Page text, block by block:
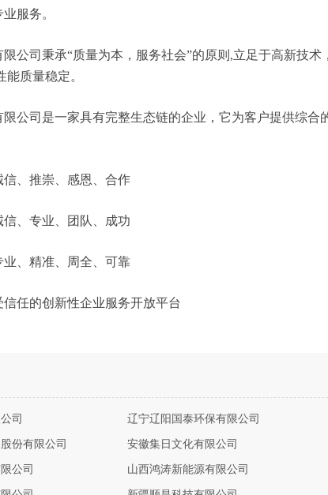
服务。
限公司秉承“质量为本，服务社会”的原则,立足于高新技
质量稳定。
限公司是一家具有完整生态链的企业，它为客户提供综
、推崇、感恩、合作
、专业、团队、成功
、精准、周全、可靠
任的创新性企业服务开放平台
司 辽宁辽阳国泰环保有限公司
份有限公司 安徽集日文化有限公司
公司 山西鸿涛新能源有限公司